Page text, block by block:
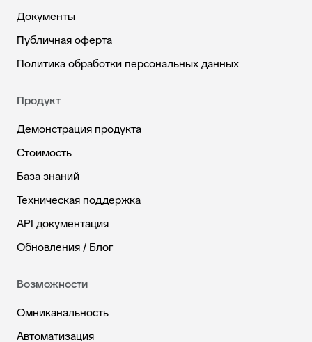
Документы
Публичная оферта
Политика обработки персональных данных
Продукт
Демонстрация продукта
Стоимость
База знаний
Техническая поддержка
API документация
Обновления / Блог
Возможности
Омниканальность
Автоматизация